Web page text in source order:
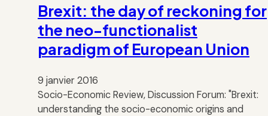
Brexit: the day of reckoning for
the neo-functionalist
paradigm of European Union
9 janvier 2016
Socio-Economic Review, Discussion Forum: "Brexit:
understanding the socio-economic origins and